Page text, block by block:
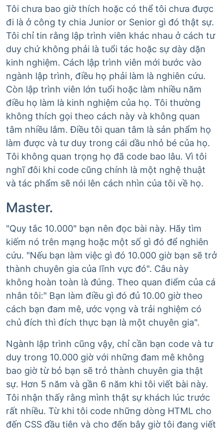
Tôi chưa bao giờ thích hoặc có thể tôi chưa được
đi là ở công ty chia Junior or Senior gì đó thật sự.
Tôi chỉ tin rằng lập trình viên khác nhau ở cách tư
duy chứ không phải là tuổi tác hoặc sự dày dặn
kinh nghiệm. Cách lập trình viên mới bước vào
ngành lập trình, điều họ phải làm là nghiên cứu.
Còn lập trình viên lớn tuổi hoặc làm nhiều năm
điều họ làm là kinh nghiệm của họ. Tôi thường
không thích gọi theo cách này và không quan
tâm nhiều lắm. Điều tôi quan tâm là sản phẩm họ
làm được và tư duy trong cái dầu nhỏ bé của họ.
Tôi không quan trọng họ đã code bao lâu. Vì tôi
nghĩ đôi khi code cũng chính là một nghệ thuật
và tác phẩm sẽ nói lên cách nhìn của tôi về họ.
Master.
"Quy tắc 10.000" bạn nên đọc bài này. Hãy tìm
kiếm nó trên mạng hoặc một số gì đó để nghiên
cứu. "Nếu bạn làm việc gì đó 10.000 giờ bạn sẽ trở
thành chuyên gia của lĩnh vực đó". Câu này
không hoàn toàn là đúng. Theo quan điểm của cá
nhân tôi:" Bạn làm điều gì đó đủ 10.00 giờ theo
cách bạn đam mê, ước vọng và trải nghiệm có
chủ đích thì đích thực bạn là một chuyên gia".
Ngành lập trình cũng vậy, chỉ cần bạn code và tư
duy trong 10.000 giờ với những đam mê không
bao giờ từ bỏ bạn sẽ trỏ thành chuyên gia thật
sự. Hơn 5 năm và gần 6 năm khi tôi viết bài này.
Tôi nhận thấy rằng mình thật sự khách lúc trước
rất nhiều. Từ khi tôi code những dòng HTML cho
đến CSS đầu tiên và cho đến bây giờ tôi đang viết